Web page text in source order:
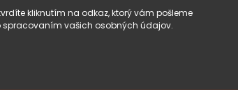
kliknutím na odkaz, ktorý vám pošleme
spracovaním vašich osobných údajov.